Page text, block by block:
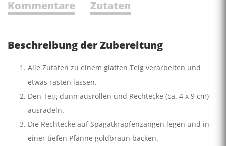
Kommentare
Zutaten
Beschreibung der Zubereitung
Alle Zutaten zu einem glatten Teig verarbeiten und
etwas rasten lassen.
Den Teig dünn ausrollen und Rechtecke (ca. 4 x 9 cm)
ausradeln.
Die Rechtecke auf Spagatkrapfenzangen legen und in
einer tiefen Pfanne goldbraun backen.